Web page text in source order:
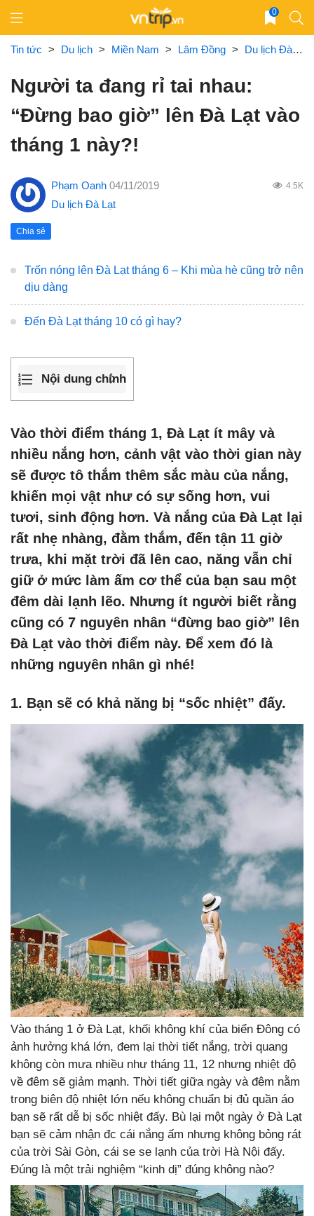
content
0
Tin tức > Du lịch > Miền Nam > Lâm Đồng > Du lịch Đà Lạt
Người ta đang rỉ tai nhau:
“Đừng bao giờ” lên Đà Lạt vào
tháng 1 này?!
Phạm Oanh 04/11/2019 4.5K
Du lịch Đà Lạt
Chia sẻ
Trốn nóng lên Đà Lạt tháng 6 – Khi mùa hè cũng trở nên
dịu dàng
Đến Đà Lạt tháng 10 có gì hay?
Nội dung chính
Vào thời điểm tháng 1, Đà Lạt ít mây và
nhiều nắng hơn, cảnh vật vào thời gian này
sẽ được tô thắm thêm sắc màu của nắng,
khiến mọi vật như có sự sống hơn, vui
tươi, sinh động hơn. Và nắng của Đà Lạt lại
rất nhẹ nhàng, đằm thắm, đến tận 11 giờ
trưa, khi mặt trời đã lên cao, năng vẫn chỉ
giữ ở mức làm ấm cơ thể của bạn sau một
đêm dài lạnh lẽo. Nhưng ít người biết rằng
cũng có 7 nguyên nhân “đừng bao giờ” lên
Đà Lạt vào thời điểm này. Để xem đó là
những nguyên nhân gì nhé!
1. Bạn sẽ có khả năng bị “sốc nhiệt” đấy.
Vào tháng 1 ở Đà Lạt, khối không khí của biển Đông có
ảnh hưởng khá lớn, đem lại thời tiết nắng, trời quang
không còn mưa nhiều như tháng 11, 12 nhưng nhiệt độ
về đêm sẽ giảm mạnh. Thời tiết giữa ngày và đêm nằm
trong biên độ nhiệt lớn nếu không chuẩn bị đủ quần áo
bạn sẽ rất dễ bị sốc nhiệt đấy. Bù lại một ngày ở Đà Lạt
bạn sẽ cảm nhận đc cái nắng ấm nhưng không bỏng rát
của trời Sài Gòn, cái se se lạnh của trời Hà Nội đấy.
Đúng là một trải nghiệm “kinh dị” đúng không nào?